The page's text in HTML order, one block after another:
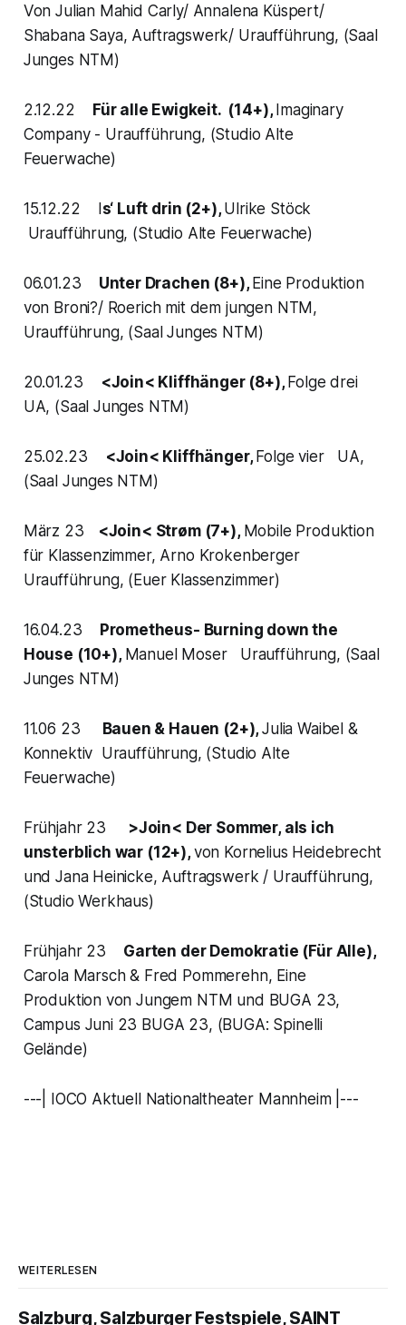
Von Julian Mahid Carly/ Annalena Küspert/
Shabana Saya, Auftragswerk/ Uraufführung, (Saal
Junges NTM)
2.12.22 Für alle Ewigkeit. (14+),Imaginary
Company - Uraufführung, (Studio Alte
Feuerwache)
15.12.22 Is‘ Luft drin (2+),Ulrike Stöck
Uraufführung, (Studio Alte Feuerwache)
06.01.23 Unter Drachen (8+),Eine Produktion
von Broni?/ Roerich mit dem jungen NTM,
Uraufführung, (Saal Junges NTM)
20.01.23 <Join< Kliffhänger (8+),Folge drei
UA, (Saal Junges NTM)
25.02.23 <Join< Kliffhänger,Folge vier UA,
(Saal Junges NTM)
März 23 <Join< Strøm (7+), Mobile Produktion
für Klassenzimmer, Arno Krokenberger
Uraufführung, (Euer Klassenzimmer)
16.04.23 Prometheus- Burning down the
House (10+), Manuel Moser Uraufführung, (Saal
Junges NTM)
11.06 23 Bauen & Hauen (2+),Julia Waibel &
Konnektiv Uraufführung, (Studio Alte
Feuerwache)
Frühjahr 23
>Join< Der Sommer, als ich
unsterblich war (12+),von Kornelius Heidebrecht
und Jana Heinicke, Auftragswerk / Uraufführung,
(Studio Werkhaus)
Frühjahr 23 Garten der Demokratie (Für Alle),
Carola Marsch & Fred Pommerehn, Eine
Produktion von Jungem NTM und BUGA 23,
Campus Juni 23 BUGA 23, (BUGA: Spinelli
Gelände)
---| IOCO Aktuell Nationaltheater Mannheim |---
WEITERLESEN
Salzburg, Salzburger Festspiele, SAINT